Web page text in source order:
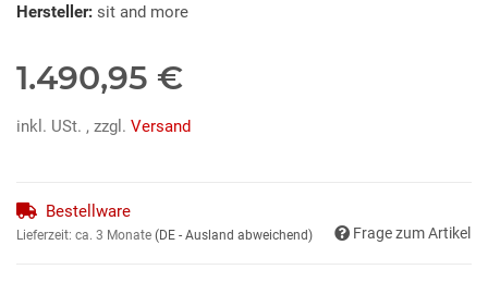
Hersteller: sit and more
1.490,95 €
inkl. USt. , zzgl. Versand
Bestellware
Lieferzeit: ca. 3 Monate (DE - Ausland abweichend) Frage zum Artikel